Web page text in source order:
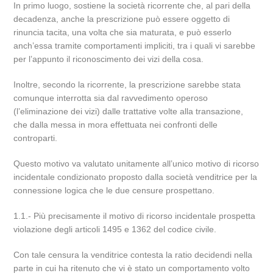
In primo luogo, sostiene la società ricorrente che, al pari della
decadenza, anche la prescrizione può essere oggetto di
rinuncia tacita, una volta che sia maturata, e può esserlo
anch’essa tramite comportamenti impliciti, tra i quali vi sarebbe
per l’appunto il riconoscimento dei vizi della cosa.
Inoltre, secondo la ricorrente, la prescrizione sarebbe stata
comunque interrotta sia dal ravvedimento operoso
(l’eliminazione dei vizi) dalle trattative volte alla transazione,
che dalla messa in mora effettuata nei confronti delle
controparti.
Questo motivo va valutato unitamente all’unico motivo di ricorso
incidentale condizionato proposto dalla società venditrice per la
connessione logica che le due censure prospettano.
1.1.- Più precisamente il motivo di ricorso incidentale prospetta
violazione degli articoli 1495 e 1362 del codice civile.
Con tale censura la venditrice contesta la ratio decidendi nella
parte in cui ha ritenuto che vi è stato un comportamento volto